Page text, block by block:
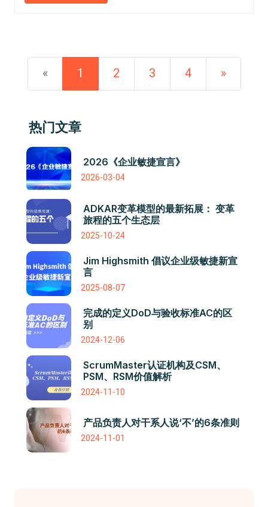
« 1 2 3 4 »
热门文章
2026《企业敏捷宣言》
2026-03-04
ADKAR变革模型的最新拓展： 变革
旅程的五个生态层
2025-10-24
Jim Highsmith 倡议企业级敏捷新宣
言
2025-08-07
完成的定义DoD与验收标准AC的区
别
2024-12-06
ScrumMaster认证机构及CSM、
PSM、RSM价值解析
2024-11-10
产品负责人对干系人说‘不’的6条准则
2024-11-01